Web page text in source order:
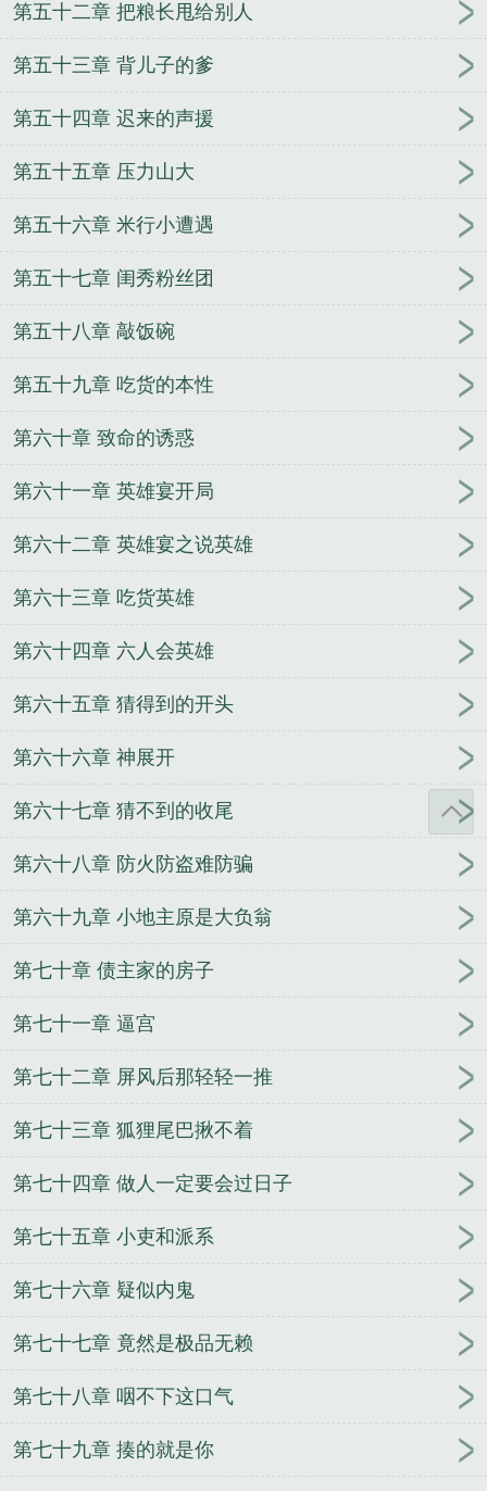
第五十二章 把粮长甩给别人
第五十三章 背儿子的爹
第五十四章 迟来的声援
第五十五章 压力山大
第五十六章 米行小遭遇
第五十七章 闺秀粉丝团
第五十八章 敲饭碗
第五十九章 吃货的本性
第六十章 致命的诱惑
第六十一章 英雄宴开局
第六十二章 英雄宴之说英雄
第六十三章 吃货英雄
第六十四章 六人会英雄
第六十五章 猜得到的开头
第六十六章 神展开
第六十七章 猜不到的收尾
第六十八章 防火防盗难防骗
第六十九章 小地主原是大负翁
第七十章 债主家的房子
第七十一章 逼宫
第七十二章 屏风后那轻轻一推
第七十三章 狐狸尾巴揪不着
第七十四章 做人一定要会过日子
第七十五章 小吏和派系
第七十六章 疑似内鬼
第七十七章 竟然是极品无赖
第七十八章 咽不下这口气
第七十九章 揍的就是你